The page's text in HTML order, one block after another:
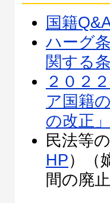
国籍
ハーグ
関する
２０２
ア国籍
の改正」
民法等
HP）（
間の廃